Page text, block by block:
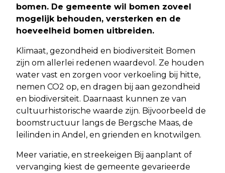
bomen. De gemeente wil bomen zoveel
mogelijk behouden, versterken en de
hoeveelheid bomen uitbreiden.
Klimaat, gezondheid en biodiversiteit Bomen
zijn om allerlei redenen waardevol. Ze houden
water vast en zorgen voor verkoeling bij hitte,
nemen CO2 op, en dragen bij aan gezondheid
en biodiversiteit. Daarnaast kunnen ze van
cultuurhistorische waarde zijn. Bijvoorbeeld de
boomstructuur langs de Bergsche Maas, de
leilinden in Andel, en grienden en knotwilgen.
Meer variatie, en streekeigen Bij aanplant of
vervanging kiest de gemeente gevarieerde